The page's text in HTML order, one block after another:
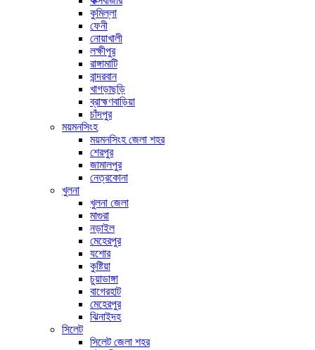
কুমিল্লা
ফেনী
নোয়াখালী
লক্ষীপুর
রাঙ্গামাটি
বান্দরবান
খাগড়াছড়ি
ব্রাহ্মণবাড়িয়া
চাঁদপুর
ময়মনসিংহ
ময়মনসিংহ জেলা শহর
শেরপুর
জামালপুর
নেত্রকোনা
খুলনা
খুলনা জেলা
মাগুরা
নড়াইল
মেহেরপুর
যশোর
কুষ্টিয়া
চুয়াডাঙ্গা
বাগেরহাট
মেহেরপুর
ঝিনাইদহ
সিলেট
সিলেট জেলা শহর